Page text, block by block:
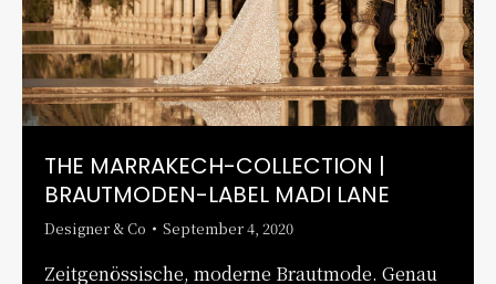
THE MARRAKECH-COLLECTION |
BRAUTMODEN-LABEL MADI LANE
Designer & Co September 4, 2020
Zeitgenössische, moderne Brautmode. Genau